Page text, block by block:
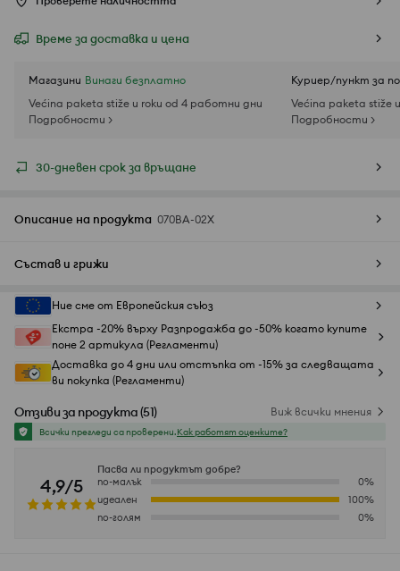
Време за доставка и цена
Магазини Винаги безплатно
Većina paketa stiže u roku od 4 работни дни
Подробности >
Куриер/пункт за
Većina paketa stiže
Подробности >
30-дневен срок за връщане
Описание на продукта 070BA-02X
Състав и грижи
Ние сме от Европейския съюз
Екстра -20% върху Разпродажба до -50% когато купите
поне 2 артикула (Регламенти)
Доставка до 4 дни или отстъпка от -15% за следващата
ви покупка (Регламенти)
Отзиви за продукта(51) Виж всички мнения
Всички прегледи са проверени.Как работят оценките?
4,9/5
Пасва ли продуктът добре?
по-малък
0%
идеален
100%
по-голям
0%